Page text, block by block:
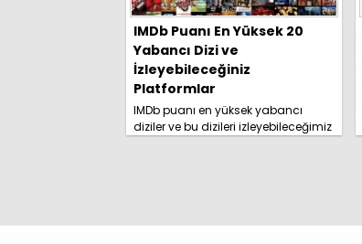
IMDb Puanı En Yüksek 20
Yabancı Dizi ve
İzleyebileceğiniz
Platformlar
IMDb puanı en yüksek yabancı
diziler ve bu dizileri izleyebileceğimiz